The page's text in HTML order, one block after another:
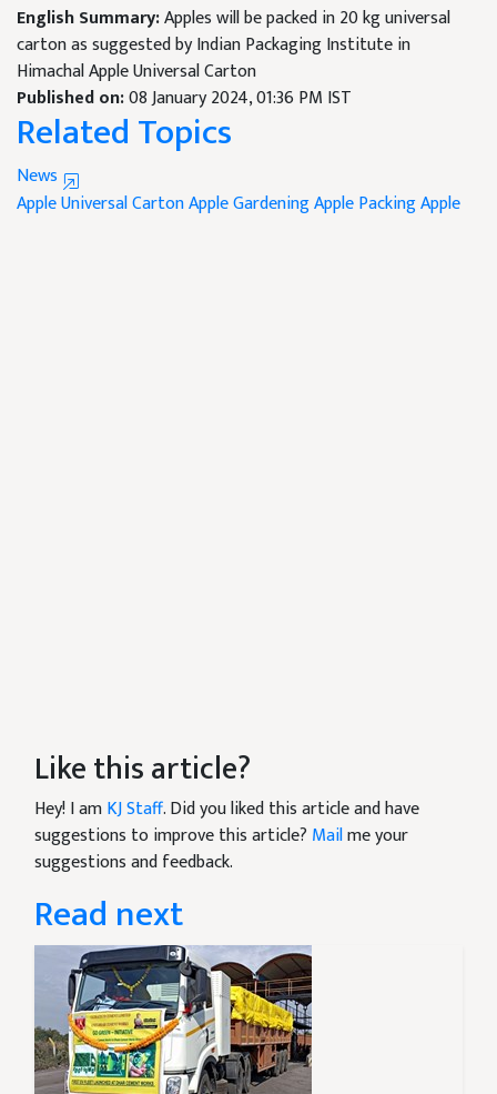
English Summary:Apples will be packed in 20 kg universal
carton as suggested by Indian Packaging Institute in
Himachal Apple Universal Carton
Published on:08 January 2024, 01:36 PM IST
Related Topics
News
Apple Universal CartonApple GardeningApple PackingApple
Like this article?
Hey! I amKJ Staff. Did you liked this article and have
suggestions to improve this article? Mailme your
suggestions and feedback.
Read next